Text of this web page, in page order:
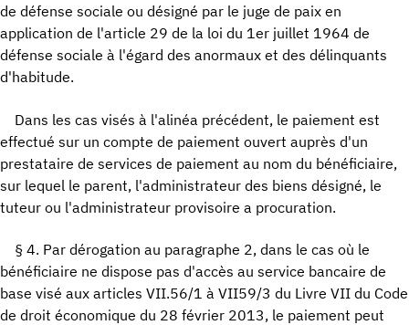
de défense sociale ou désigné par le juge de paix en
application de l'article 29 de la loi du 1er juillet 1964 de
défense sociale à l'égard des anormaux et des délinquants
d'habitude.
Dans les cas visés à l'alinéa précédent, le paiement est
effectué sur un compte de paiement ouvert auprès d'un
prestataire de services de paiement au nom du bénéficiaire,
sur lequel le parent, l'administrateur des biens désigné, le
tuteur ou l'administrateur provisoire a procuration.
§ 4. Par dérogation au paragraphe 2, dans le cas où le
bénéficiaire ne dispose pas d'accès au service bancaire de
base visé aux articles VII.56/1 à VII59/3 du Livre VII du Code
de droit économique du 28 février 2013, le paiement peut